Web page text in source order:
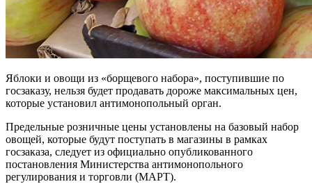
Яблоки и овощи из «борщевого набора», поступившие по
госзаказу, нельзя будет продавать дороже максимальных цен,
которые установил антимонопольный орган.
Предельные розничные цены установлены на базовый набор
овощей, которые будут поступать в магазины в рамках
госзаказа, следует из официально опубликованного
постановления Министерства антимонопольного
регулирования и торговли (МАРТ).